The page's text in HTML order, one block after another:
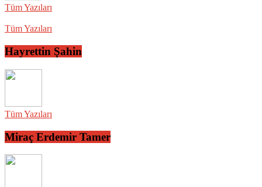
Tüm Yazıları
Tüm Yazıları
Hayrettin Şahin
Tüm Yazıları
Miraç Erdemir Tamer